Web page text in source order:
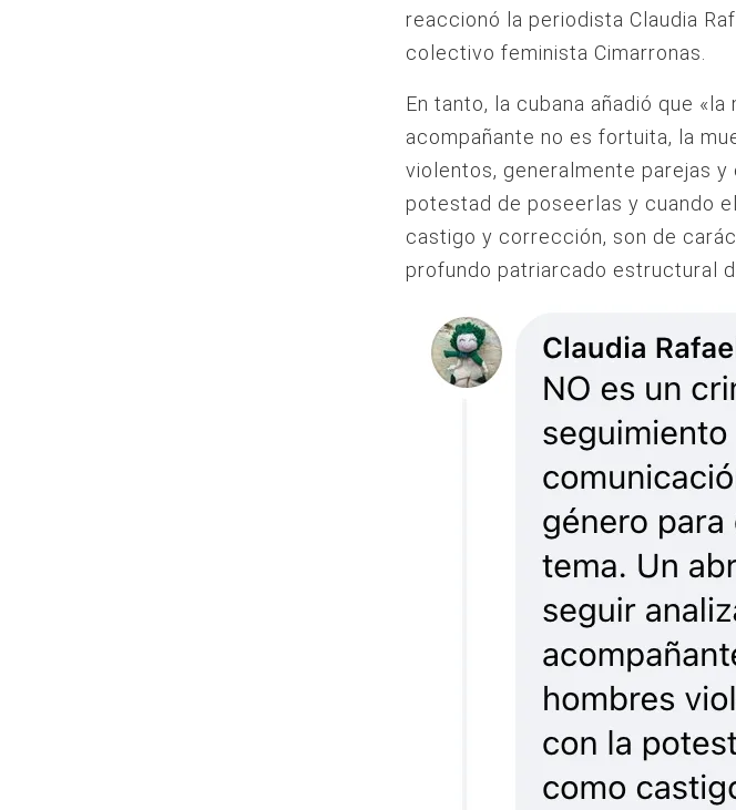
reaccionó la periodista Claudia
colectivo feminista Cimarronas.
En tanto, la cubana añadió que
acompañante no es fortuita, la
violentos, generalmente parejas
potestad de poseerlas y cuando
castigo y corrección, son de
profundo patriarcado estructural